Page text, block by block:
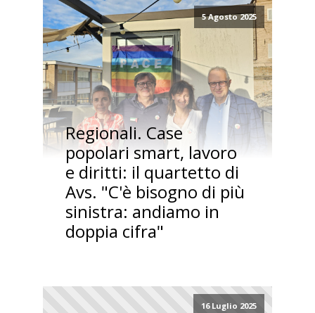
5 Agosto 2025
Regionali. Case
popolari smart, lavoro
e diritti: il quartetto di
Avs. "C'è bisogno di più
sinistra: andiamo in
doppia cifra"
16 Luglio 2025